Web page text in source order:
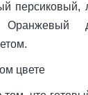
персиковый,